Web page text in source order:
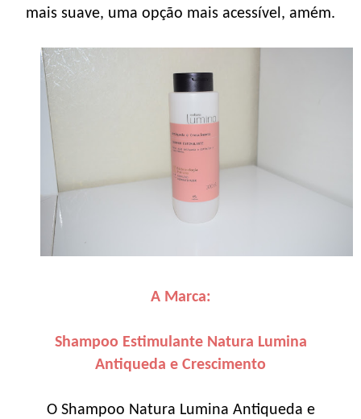
mais suave, uma opção mais acessível, amém.
A Marca:
Shampoo Estimulante Natura Lumina
Antiqueda e Crescimento
O Shampoo Natura Lumina Antiqueda e